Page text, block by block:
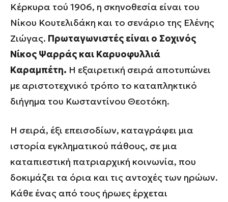
Κέρκυρα τού 1906, η σκηνοθεσία είναι του
Νίκου Κουτελιδάκη και το σενάριο της Ελένης
Ζιώγας. Πρωταγωνιστές είναι ο Σοχινός
Νίκος Ψαρράς και Καρυοφυλλιά
Καραμπέτη. Η εξαιρετική σειρά αποτυπώνει
με αριστοτεχνικό τρόπο το καταπληκτικό
διήγημα του Κωσταντίνου Θεοτόκη.
Η σειρά, έξι επεισοδίων, καταγράφει μια
ιστορία εγκληματικού πάθους, σε μια
καταπιεστική πατριαρχική κοινωνία, που
δοκιμάζει τα όρια και τις αντοχές των ηρώων.
Κάθε ένας από τους ήρωες έρχεται